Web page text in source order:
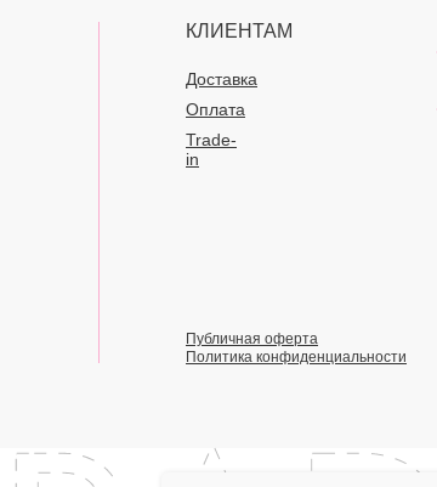
КЛИЕНТАМ
Доставка
Оплата
Trade-
in
Политика конфиденциальности
Публичная оферта